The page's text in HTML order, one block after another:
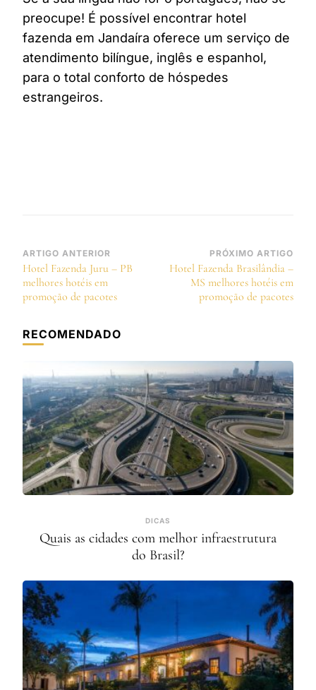
preocupe! É possível encontrar hotel
fazenda em Jandaíra oferece um serviço de
atendimento bilíngue, inglês e espanhol,
para o total conforto de hóspedes
estrangeiros.
Navegação
de
post
ARTIGO ANTERIOR
Hotel Fazenda Juru – PB
melhores hotéis em
promoção de pacotes
PRÓXIMO ARTIGO
Hotel Fazenda Brasilândia –
MS melhores hotéis em
promoção de pacotes
RECOMENDADO
DICAS
Quais as cidades com melhor infraestrutura
do Brasil?